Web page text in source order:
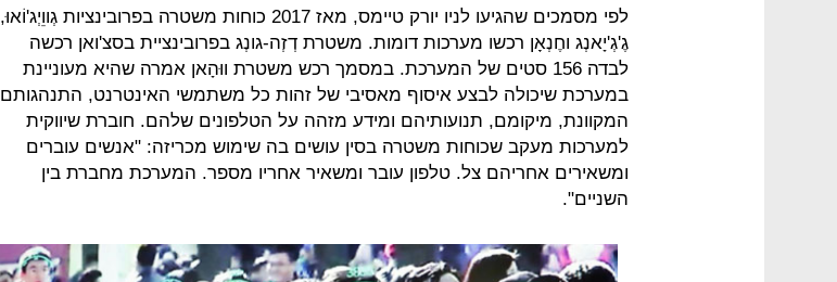
לפי מסמכים שהגיעו לניו יורק טיימס, מאז 2017 כוחות משטרה בפרובינציות גְווֵיְג'וֹאוּ,
גֶ'גְ'יָאנְג וחֶנְאָן רכשו מערכות דומות. משטרת דְזְה-גונְג בפרובינציית בסצ'ואן רכשה
לבדה 156 סטים של המערכת. במסמך רכש משטרת ווּהָאן אמרה שהיא מעוניינת
במערכת שיכולה לבצע איסוף מאסיבי של זהות כל משתמשי האינטרנט, התנהגותם
המקוונת, מיקומם, תנועותיהם ומידע מזהה על הטלפונים שלהם. חוברת שיווקית
למערכות מעקב שכוחות משטרה בסין עושים בה שימוש מכריזה: "אנשים עוברים
ומשאירים אחריהם צל. טלפון עובר ומשאיר אחריו מספר. המערכת מחברת בין
השניים".